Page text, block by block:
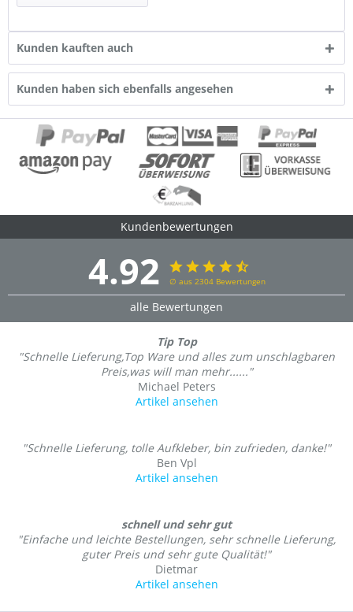
Kunden kauften auch
Kunden haben sich ebenfalls angesehen
Kundenbewertungen
4.92 ∅ aus 2304 Bewertungen
alle Bewertungen
Tip Top
"Schnelle Lieferung,Top Ware und alles zum unschlagbaren
Preis,was will man mehr......"
Michael Peters
Artikel ansehen
"Schnelle Lieferung, tolle Aufkleber, bin zufrieden, danke!"
Ben Vpl
Artikel ansehen
schnell und sehr gut
"Einfache und leichte Bestellungen, sehr schnelle Lieferung,
guter Preis und sehr gute Qualität!"
Dietmar
Artikel ansehen